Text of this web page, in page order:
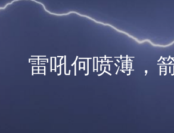
雷吼何喷薄，